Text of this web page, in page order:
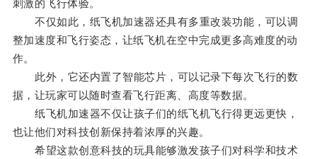
刺激的飞行体验。
不仅如此，纸飞机加速器还具有多重改装功能，可以调
整加速度和飞行姿态，让纸飞机在空中完成更多高难度的动
作。
此外，它还内置了智能芯片，可以记录下每次飞行的数
据，让玩家可以随时查看飞行距离、高度等数据。
纸飞机加速器不仅让孩子们的纸飞机飞行得更远更快，
也让他们对科技创新保持着浓厚的兴趣。
希望这款创意科技的玩具能够激发孩子们对科学和技术